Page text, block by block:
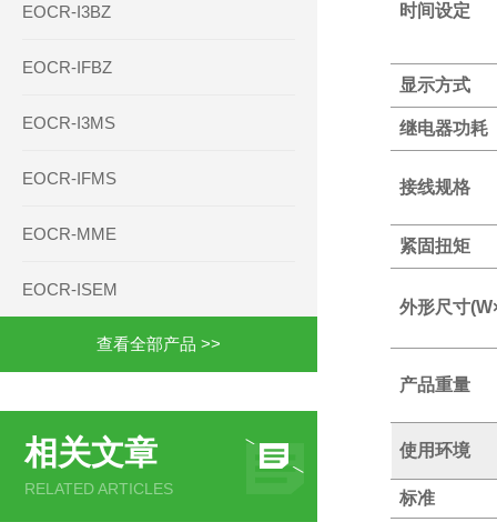
EOCR-I3BZ
EOCR-IFBZ
EOCR-I3MS
EOCR-IFMS
EOCR-MME
EOCR-ISEM
查看全部产品 >>
相关文章
RELATED ARTICLES
时间设定
显示方式
继电器功耗
接线规格
紧固扭矩
外形尺寸
产品重量
使用环境
标准